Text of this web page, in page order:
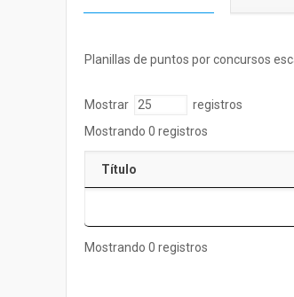
Planillas de puntos por concursos
Mostrar registros
Mostrando 0 registros
Título
Mostrando 0 registros